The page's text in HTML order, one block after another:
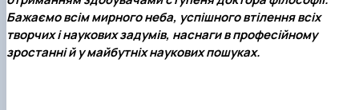
Бажаємо всім мирного неба, успішного втілення всіх
творчих і наукових задумів, наснаги в професійному
зростанні й у майбутніх наукових пошуках.